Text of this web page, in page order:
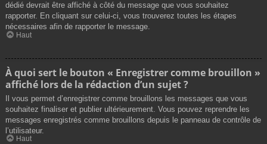
dédié devrait être affiché à côté du message que vous souhaitez
rapporter. En cliquant sur celui-ci, vous trouverez toutes les étapes
nécessaires afin de rapporter le message.
Haut
À quoi sert le bouton « Enregistrer comme brouillon »
affiché lors de la rédaction d’un sujet ?
Il vous permet d’enregistrer comme brouillons les messages que vous
souhaitez finaliser et publier ultérieurement. Vous pouvez reprendre les
messages enregistrés comme brouillons depuis le panneau de contrôle de
l’utilisateur.
Haut